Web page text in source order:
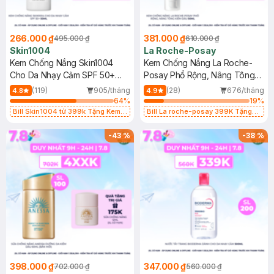
266.000 ₫495.000 ₫
Skin1004
Kem Chống Nắng Skin1004
Cho Da Nhạy Cảm SPF 50+
50ml
4.8 (119)
905/tháng
64%
Bill Skin1004 từ 399k Tặng Kem
SPF 50+ 20ml (SL Có Hạn)
381.000 ₫610.000 ₫
La Roche-Posay
Kem Chống Nắng La Roche-
Posay Phổ Rộng, Nâng Tông
Kiềm Dầu 50ml
4.9 (28)
676/tháng
19%
Bill La roche-posay 399K Tặng
(SL có hạn)
-43%
398.000 ₫702.000 ₫
-38%
347.000 ₫560.000 ₫